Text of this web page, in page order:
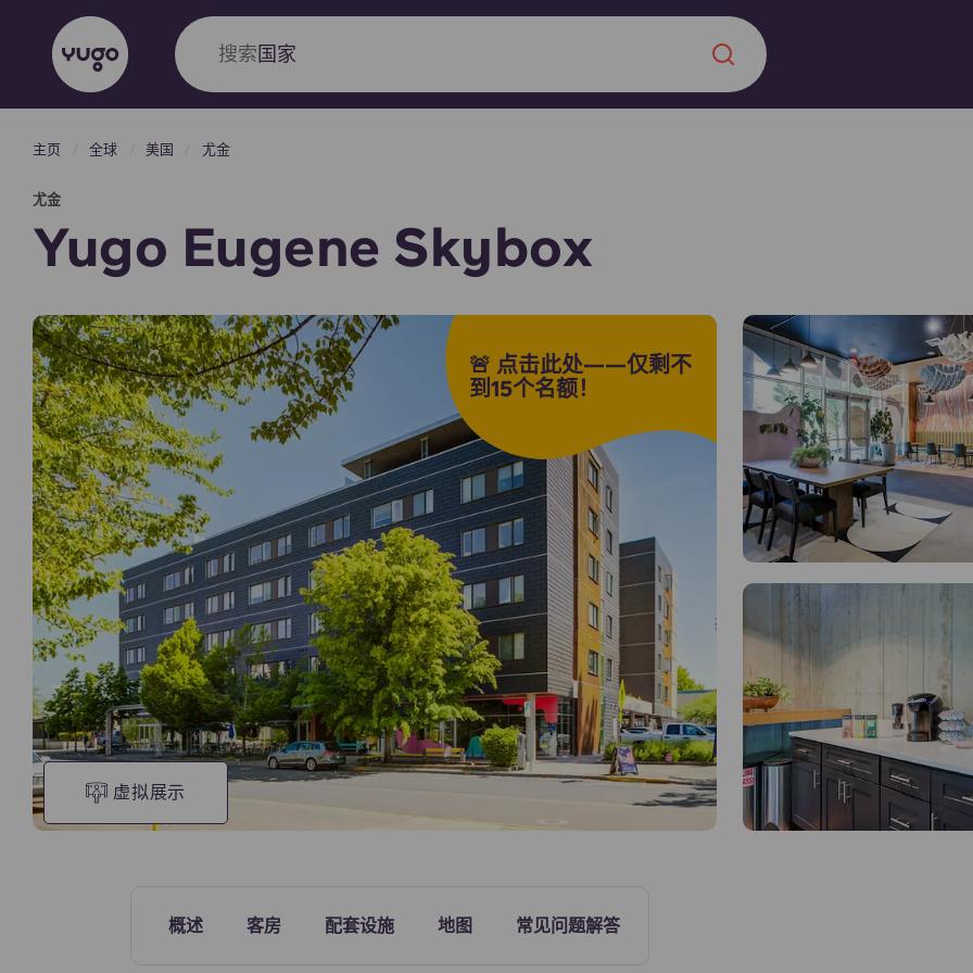
搜索大学
Yugo VCARB：引领公寓新时代
Yugo与VCARB的开创性合作，激发创新精神，点燃雄心壮志，缔造难
忘的学子时光。
关于我们
常见问题解答
博客
English (GB)
主页 全球 美国 尤金
尤金
Yugo Eugene Skybox
🚨 点击此处——仅剩不
到15个名额！
虚拟展示
模型单元 电视公共休息室
概述 客房 配套设施 地图 常见问题解答